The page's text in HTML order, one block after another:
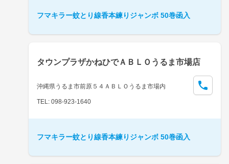
フマキラー蚊とり線香本練りジャンボ 50巻函入
タウンプラザかねひでＡＢＬＯうるま市場店
沖縄県うるま市前原５４ＡＢＬＯうるま市場内
TEL: 098-923-1640
フマキラー蚊とり線香本練りジャンボ 50巻函入